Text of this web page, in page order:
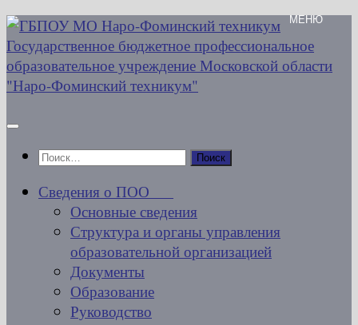
Перейти
к
содержимому
Найти:
Сведения о ПОО
Основные сведения
Структура и органы управления
образовательной организацией
Документы
Образование
Руководство